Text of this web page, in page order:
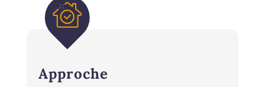
Approche